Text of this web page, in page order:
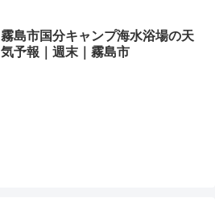
霧島市国分キャンプ海水浴場の天
気予報｜週末｜霧島市